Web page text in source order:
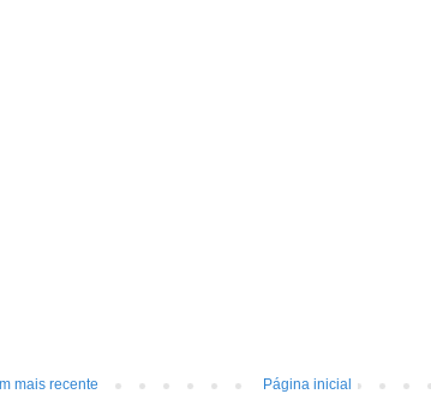
mais recente Página inicial